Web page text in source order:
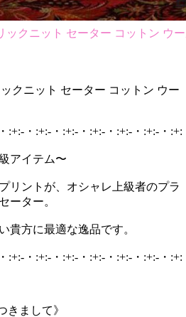
ックニット セーター コットン ウ
クニット セーター コットン ウー
:+:-・:+:-・:+:-・:+:-・:+:-・:+:-・
アイテム〜
リントが、オシャレ上級者のプラ
ーター。
貴方に最適な逸品です。
:+:-・:+:-・:+:-・:+:-・:+:-・:+:-・
きまして》